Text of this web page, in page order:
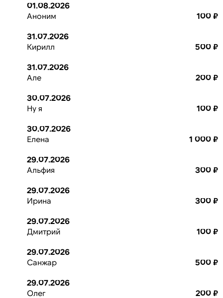
01.08.2026
Аноним
100 ₽
31.07.2026
Кирилл
500 ₽
31.07.2026
Але
200 ₽
30.07.2026
Ну я
100 ₽
30.07.2026
Елена
1 000 ₽
29.07.2026
Альфия
300 ₽
29.07.2026
Ирина
300 ₽
29.07.2026
Дмитрий
100 ₽
29.07.2026
Санжар
500 ₽
29.07.2026
Олег
200 ₽